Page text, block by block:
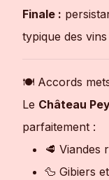
Finale :
typique des
🍽 Accords
Le Château
parfaitement :
🥩 Viandes
🦆 Gibiers